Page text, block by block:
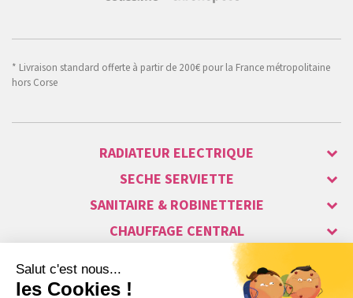
* Livraison standard offerte à partir de 200€ pour la France métropolitaine
hors Corse
RADIATEUR ELECTRIQUE
SECHE SERVIETTE
SANITAIRE & ROBINETTERIE
CHAUFFAGE CENTRAL
ALARME & SÉCURITÉ
MAISON CONNECTÉE